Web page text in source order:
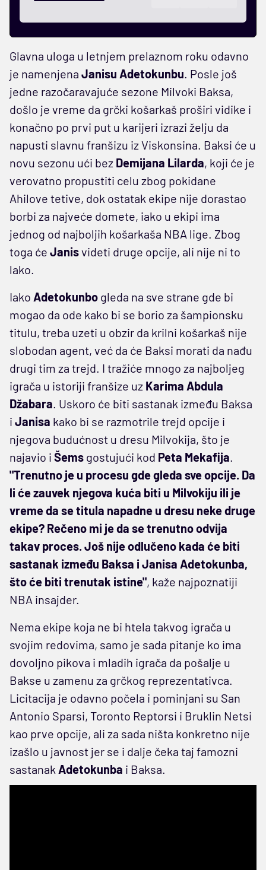
Glavna uloga u letnjem prelaznom roku odavno
je namenjena Janisu Adetokunbu . Posle još
jedne razočaravajuće sezone Milvoki Baksa,
došlo je vreme da grčki košarkaš proširi vidike i
konačno po prvi put u karijeri izrazi želju da
napusti slavnu franšizu iz Viskonsina. Baksi će u
novu sezonu ući bez Demijana Lilarda, koji će je
verovatno propustiti celu zbog pokidane
Ahilove tetive, dok ostatak ekipe nije dorastao
borbi za najveće domete, iako u ekipi ima
jednog od najboljih košarkaša NBA lige. Zbog
toga će Janisvideti druge opcije, ali nije ni to
lako.
Iako Adetokunbo gleda na sve strane gde bi
mogao da ode kako bi se borio za šampionsku
titulu, treba uzeti u obzir da krilni košarkaš nije
slobodan agent, već da će Baksi morati da nađu
drugi tim za trejd. I tražiće mnogo za najboljeg
igrača u istoriji franšize uz Karima Abdula
Džabara . Uskoro će biti sastanak između Baksa
i Janisa kako bi se razmotrile trejd opcije i
njegova budućnost u dresu Milvokija, što je
najavio i Šems gostujući kod Peta Mekafija
"Trenutno je u procesu gde gleda sve opcije. Da
li će zauvek njegova kuća biti u Milvokiju ili je
vreme da se titula napadne u dresu neke druge
ekipe? Rečeno mi je da se trenutno odvija
takav proces. Još nije odlučeno kada će biti
sastanak između Baksa i Janisa Adetokunba,
što će biti trenutak istine", kaže najpoznatiji
NBA insajder.
Nema ekipe koja ne bi htela takvog igrača u
svojim redovima, samo je sada pitanje ko ima
dovoljno pikova i mladih igrača da pošalje u
Bakse u zamenu za grčkog reprezentativca.
Licitacija je odavno počela i pominjani su San
Antonio Sparsi, Toronto Reptorsi i Bruklin Netsi
kao prve opcije, ali za sada ništa konkretno nije
izašlo u javnost jer se i dalje čeka taj famozni
sastanak Adetokunba i Baksa.